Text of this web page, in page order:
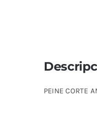
PEINE CORTE